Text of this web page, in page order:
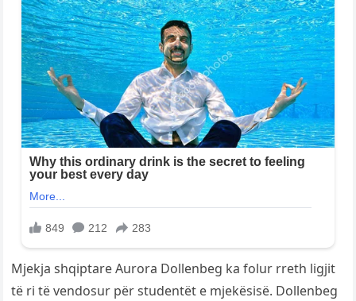
Mjekja shqiptare Aurora Dollenbeg ka folur rreth ligjit
të ri të vendosur për studentët e mjekësisë. Dollenbeg